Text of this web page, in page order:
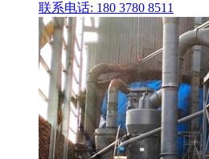
联系电话: 180 3780 8511